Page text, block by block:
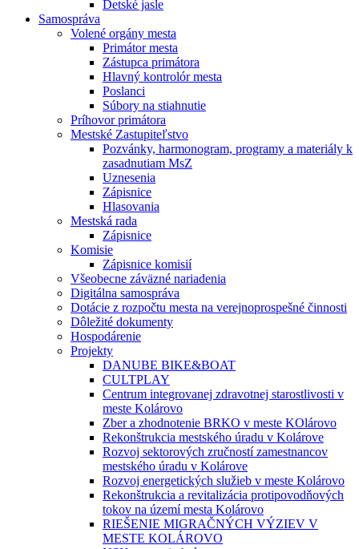
Detské jasle
Samospráva
Volené orgány mesta
Primátor mesta
Zástupca primátora
Hlavný kontrolór mesta
Poslanci
Súbory na stiahnutie
Príhovor primátora
Mestské Zastupiteľstvo
Pozvánky, harmonogram, programy a materiály k
zasadnutiam MsZ
Uznesenia
Zápisnice
Hlasovania
Mestská rada
Zápisnice
Komisie
Zápisnice komisií
Všeobecne záväzné nariadenia
Digitálna samospráva
Dotácie z rozpočtu mesta na verejnoprospešné činnosti
Dôležité dokumenty
Hospodárenie
Projekty
DANUBE BIKE&BOAT
CULTPLAY
Centrum integrovanej zdravotnej starostlivosti v
meste Kolárovo
Zber a zhodnotenie BRKO v meste KOlárovo
Rekonštrukcia mestského úradu v Kolárove
Rozvoj sektorových zručností zamestnancov
mestského úradu v Kolárove
Rozvoj energetických služieb v meste Kolárovo
Rekonštrukcia a revitalizácia protipovodňových
tokov na území mesta Kolárovo
RIEŠENIE MIGRAČNÝCH VÝZIEV V
MESTE KOLÁROVO